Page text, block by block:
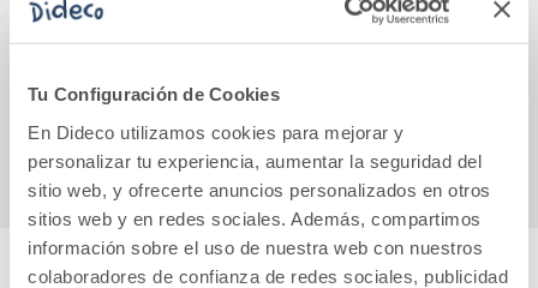
Tu Configuración de Cookies
En Dideco utilizamos cookies para mejorar y
personalizar tu experiencia, aumentar la seguridad del
sitio web, y ofrecerte anuncios personalizados en otros
sitios web y en redes sociales. Además, compartimos
información sobre el uso de nuestra web con nuestros
colaboradores de confianza de redes sociales, publicidad
como convertirse
en mariposa?
14,90€
Comprar
Comprar